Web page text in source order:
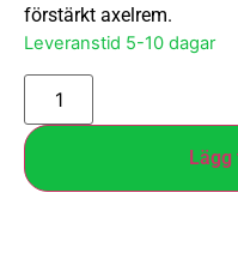
förstärkt axelrem.
Leveranstid 5-10 dagar
Lägg